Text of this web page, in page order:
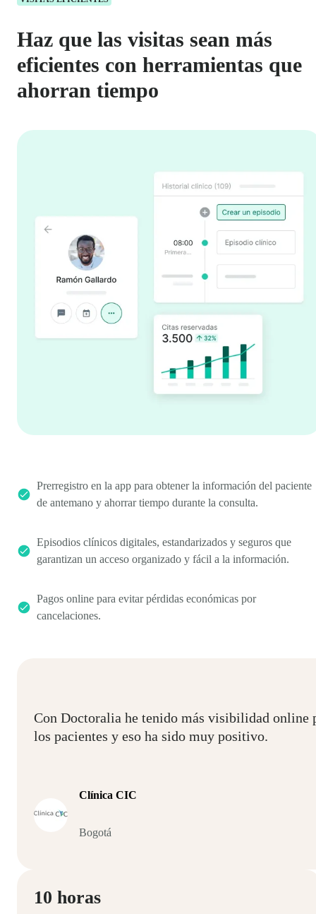
Haz que las visitas sean más
eficientes con herramientas que
ahorran tiempo
Prerregistro en la app para obtener la información del paciente
de antemano y ahorrar tiempo durante la consulta.
Episodios clínicos digitales, estandarizados y seguros que
garantizan un acceso organizado y fácil a la información.
Pagos online para evitar pérdidas económicas por
cancelaciones.
Con Doctoralia he tenido más visibilidad online
los pacientes y eso ha sido muy positivo.
Clínica CIC
Bogotá
10 horas